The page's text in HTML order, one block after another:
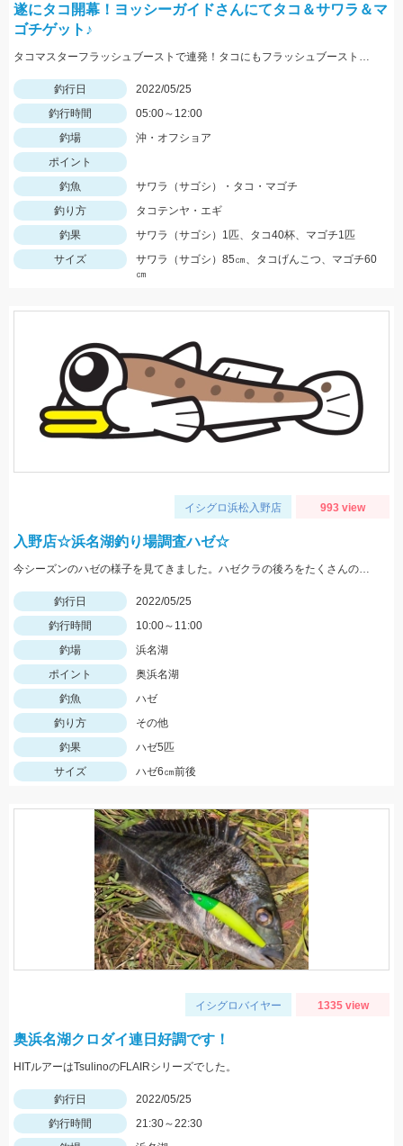
遂にタコ開幕！ヨッシーガイドさんにてタコ＆サワラ＆マ
ゴチゲット♪
タコマスターフラッシュブーストで連発！タコにもフラッシュブーストが効きます！！
釣行日
2022/05/25
釣行時間
05:00～12:00
釣場
沖・オフショア
ポイント
釣魚
サワラ（サゴシ）・タコ・マゴチ
釣り方
タコテンヤ・エギ
釣果
サワラ（サゴシ）1匹、タコ40杯、マゴチ1匹
サイズ
サワラ（サゴシ）85㎝、タコげんこつ、マゴチ60
㎝
イシグロ浜松入野店 993 view
入野店☆浜名湖釣り場調査ハゼ☆
今シーズンのハゼの様子を見てきました。ハゼクラの後ろをたくさんのハゼが付いてきたので今後楽しみですよ♪今後もちょくちょく様子見てきますね。
釣行日
2022/05/25
釣行時間
10:00～11:00
釣場
浜名湖
ポイント
奥浜名湖
釣魚
ハゼ
釣り方
その他
釣果
ハゼ5匹
サイズ
ハゼ6㎝前後
イシグロバイヤー 1335 view
奥浜名湖クロダイ連日好調です！
HITルアーはTsulinoのFLAIRシリーズでした。
釣行日
2022/05/25
釣行時間
21:30～22:30